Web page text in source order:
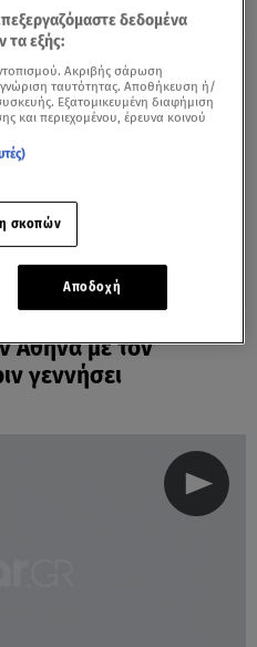
Αθήνα με τον
γεννήσει
δεδομένα
τα εξής:
Ακριβής σάρωση
ταυτότητας. Αποθήκευση ή/
Εξατομικευμένη διαφήμιση
και περιεχομένου, έρευνα κοινού
σκοπών
Αποδοχή